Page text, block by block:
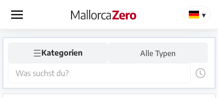
×
Startseite
Anzeige
aufgeben
☰Kategorien Alle Typen